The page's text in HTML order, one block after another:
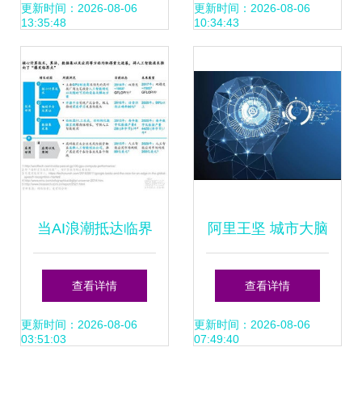
的创新引擎
更新时间：2026-08-06
13:35:48
指南 聚焦课程与机
更新时间：2026-08-06
10:34:43
当AI浪潮抵达临界
点 CEO在应用软件
开发中必须直面的
查看详情
更新时间：2026-08-06
03:51:03
阿里王坚 城市大脑
——超越人工智能
应用的智能系统新
查看详情
更新时间：2026-08-06
07:49:40